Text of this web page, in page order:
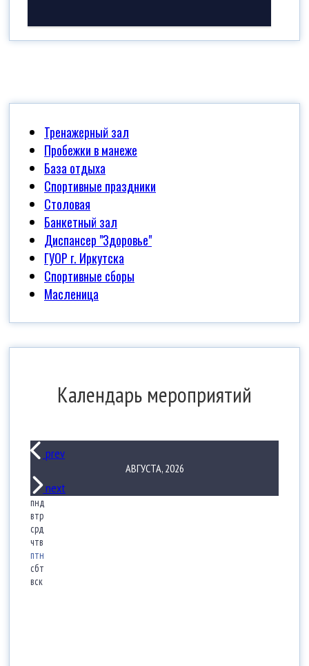
Тренажерный зал
Пробежки в манеже
База отдыха
Спортивные праздники
Столовая
Банкетный зал
Диспансер "Здоровье"
ГУОР г. Иркутска
Спортивные сборы
Масленица
Календарь мероприятий
prev
АВГУСТА, 2026
next
пнд
втр
срд
чтв
птн
сбт
вск